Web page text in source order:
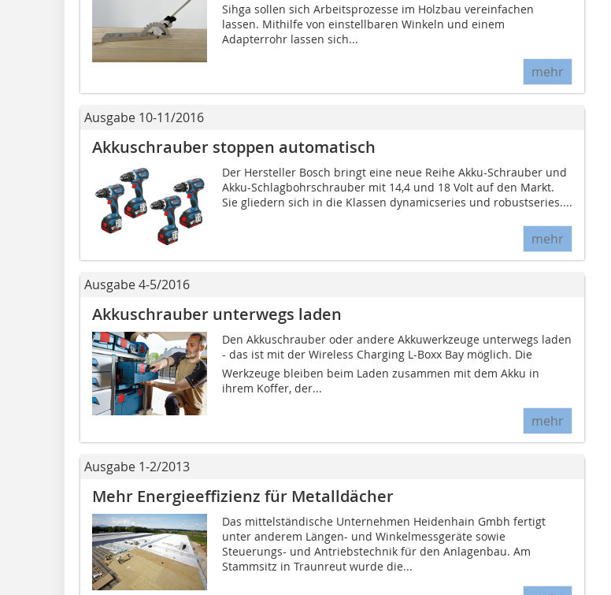
Sihga sollen sich Arbeitsprozesse im Holzbau vereinfachen
lassen. Mithilfe von einstellbaren Winkeln und einem
Adapterrohr lassen sich...
mehr
Ausgabe 10-11/2016
Akkuschrauber stoppen automatisch
Der Hersteller Bosch bringt eine neue Reihe Akku-Schrauber und
Akku-Schlagbohrschrauber mit 14,4 und 18 Volt auf den Markt.
Sie gliedern sich in die Klassen dynamicseries und robustseries....
mehr
Ausgabe 4-5/2016
Akkuschrauber unterwegs laden
Den Akkuschrauber oder andere Akkuwerkzeuge unterwegs laden
- das ist mit der Wireless Charging L-Boxx Bay möglich. Die
Werkzeuge bleiben beim Laden zusammen mit dem Akku in
ihrem Koffer, der...
mehr
Ausgabe 1-2/2013
Mehr Energieeffizienz für Metalldächer
Das mittelständische Unternehmen Heidenhain Gmbh fertigt
unter anderem Längen- und Winkelmessgeräte sowie
Steuerungs- und Antriebstechnik für den Anlagenbau. Am
Stammsitz in Traunreut wurde die...